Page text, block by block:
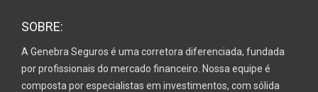
SOBRE:
A Genebra Seguros é uma corretora diferenciada, fundada
por profissionais do mercado financeiro. Nossa equipe é
composta por especialistas em investimentos, com sólida